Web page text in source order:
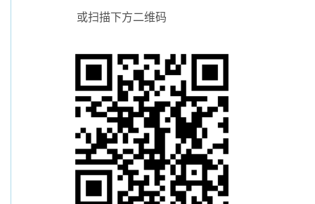
或扫描下方二维码